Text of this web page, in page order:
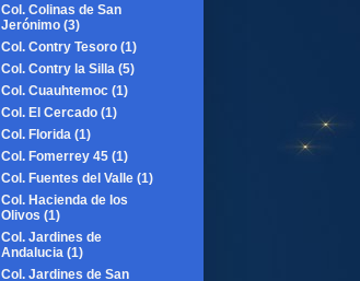
Col. Colinas de San
Jerónimo (3)
Col. Contry Tesoro (1)
Col. Contry la Silla (5)
Col. Cuauhtemoc (1)
Col. El Cercado (1)
Col. Florida (1)
Col. Fomerrey 45 (1)
Col. Fuentes del Valle (1)
Col. Hacienda de los
Olivos (1)
Col. Jardines de
Andalucia (1)
Col. Jardines de San